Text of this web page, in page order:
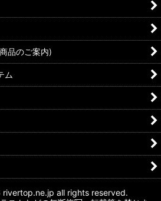
品のご案内)
ム
all rights reserved.